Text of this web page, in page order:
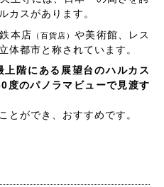
カスがあります。
本店 （百貨店）や美術館、レス
体都市と称されています。
上階にある展望台のハルカス
度のパノラマビューで見渡す
とができ、おすすめです。